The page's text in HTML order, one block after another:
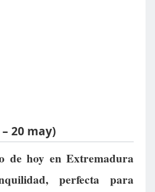
20 may)
de hoy en Extremadura
perfecta para